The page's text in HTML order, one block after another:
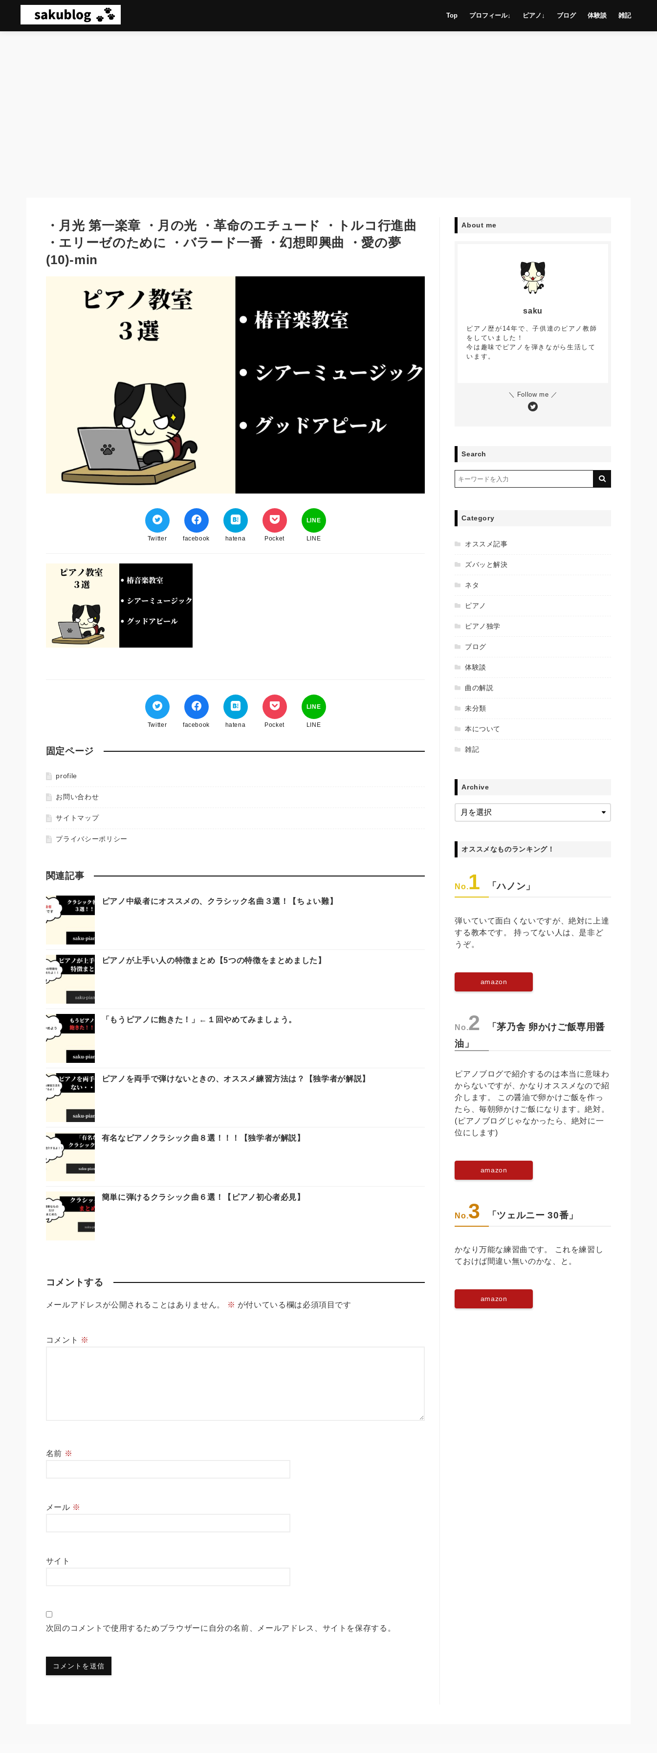
Top プロフィール↓ ピアノ↓ ブログ 体験談 雑記
・月光 第一楽章 ・月の光 ・革命のエチュード ・トルコ行進曲
・エリーゼのために ・バラード一番 ・幻想即興曲 ・愛の夢
(10)-min
Twitter facebook hatena Pocket
LINE
LINE
Twitter facebook hatena Pocket
LINE
LINE
固定ページ
profile
お問い合わせ
サイトマップ
プライバシーポリシー
関連記事
ピアノ中級者にオススメの、クラシック名曲３選！【ちょい難】
ピアノが上手い人の特徴まとめ【5つの特徴をまとめました】
「もうピアノに飽きた！」←１回やめてみましょう。
ピアノを両手で弾けないときの、オススメ練習方法は？【独学者が解説】
有名なピアノクラシック曲８選！！！【独学者が解説】
簡単に弾けるクラシック曲６選！【ピアノ初心者必見】
コメントする
メールアドレスが公開されることはありません。 ※ が付いている欄は必須項目です
コメント ※
名前 ※
メール ※
サイト
次回のコメントで使用するためブラウザーに自分の名前、メールアドレス、サイトを保存する。
About me
saku
ピアノ歴が14年で、子供達のピアノ教師
をしていました！
今は趣味でピアノを弾きながら生活して
います。
＼ Follow me ／
Search
Category
オススメ記事
ズバッと解決
ネタ
ピアノ
ピアノ独学
ブログ
体験談
曲の解説
未分類
本について
雑記
Archive
オススメなものランキング！
No.1 「ハノン」
弾いていて面白くないですが、絶対に上達
する教本です。 持ってない人は、是非ど
うぞ。
amazon
No.2
「茅乃舎 卵かけご飯専用醤
油」
ピアノブログで紹介するのは本当に意味わ
からないですが、かなりオススメなので紹
介します。 この醤油で卵かけご飯を作っ
たら、毎朝卵かけご飯になります。絶対。
(ピアノブログじゃなかったら、絶対に一
位にします)
amazon
No.3 「ツェルニー 30番」
かなり万能な練習曲です。 これを練習し
ておけば間違い無いのかな、と。
amazon